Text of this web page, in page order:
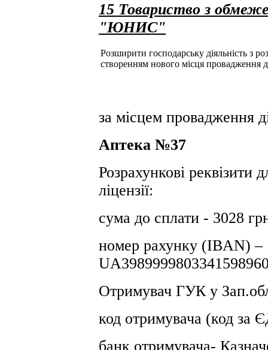
15 Товариство з
"ЮНИС"
Розширити господарську діяльність з
створенням нового місця провадження
за місцем провадження
Аптека №37
Розрахункові реквізити
ліцензії:
сума до сплати - 3028
номер рахунку (IBAN) –
Отримувач ГУК у
код отримувача (код
банк отримувача-